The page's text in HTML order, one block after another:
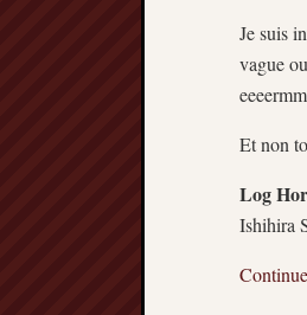
Je suis
vague
Et non
Log
Ishihira